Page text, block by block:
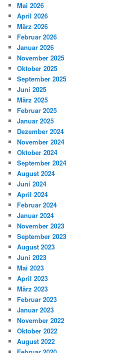
Mai 2026
April 2026
März 2026
Februar 2026
Januar 2026
November 2025
Oktober 2025
September 2025
Juni 2025
März 2025
Februar 2025
Januar 2025
Dezember 2024
November 2024
Oktober 2024
September 2024
August 2024
Juni 2024
April 2024
Februar 2024
Januar 2024
November 2023
September 2023
August 2023
Juni 2023
Mai 2023
April 2023
März 2023
Februar 2023
Januar 2023
November 2022
Oktober 2022
August 2022